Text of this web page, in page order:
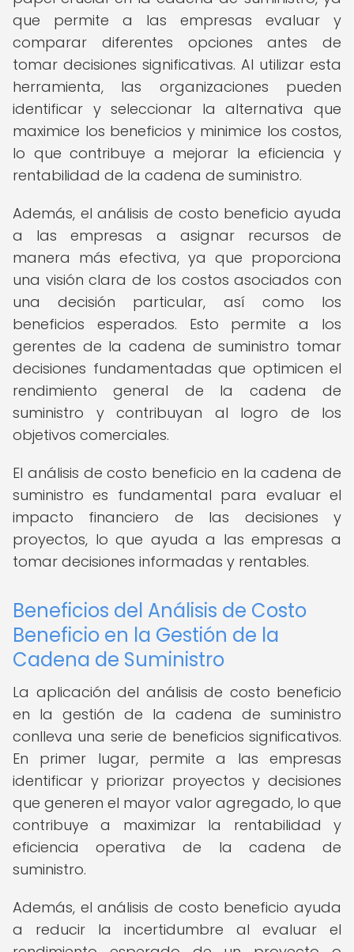
que permite a las empresas evaluar y
comparar diferentes opciones antes de
tomar decisiones significativas. Al utilizar esta
herramienta, las organizaciones pueden
identificar y seleccionar la alternativa que
maximice los beneficios y minimice los costos,
lo que contribuye a mejorar la eficiencia y
rentabilidad de la cadena de suministro.
Además, el análisis de costo beneficio ayuda
a las empresas a asignar recursos de
manera más efectiva, ya que proporciona
una visión clara de los costos asociados con
una decisión particular, así como los
beneficios esperados. Esto permite a los
gerentes de la cadena de suministro tomar
decisiones fundamentadas que optimicen el
rendimiento general de la cadena de
suministro y contribuyan al logro de los
objetivos comerciales.
El análisis de costo beneficio en la cadena de
suministro es fundamental para evaluar el
impacto financiero de las decisiones y
proyectos, lo que ayuda a las empresas a
tomar decisiones informadas y rentables.
Beneficios del Análisis de Costo
Beneficio en la Gestión de la
Cadena de Suministro
La aplicación del análisis de costo beneficio
en la gestión de la cadena de suministro
conlleva una serie de beneficios significativos.
En primer lugar, permite a las empresas
identificar y priorizar proyectos y decisiones
que generen el mayor valor agregado, lo que
contribuye a maximizar la rentabilidad y
eficiencia operativa de la cadena de
suministro.
Además, el análisis de costo beneficio ayuda
a reducir la incertidumbre al evaluar el